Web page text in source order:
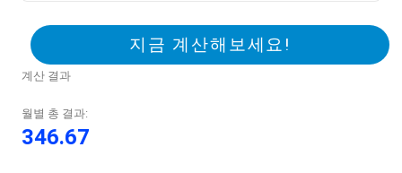
지금 계산해보세요!
계산 결과
월별 총 결과:
346.67